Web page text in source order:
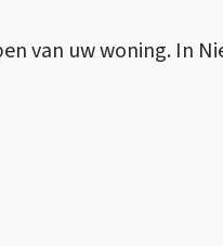
van uw woning. In